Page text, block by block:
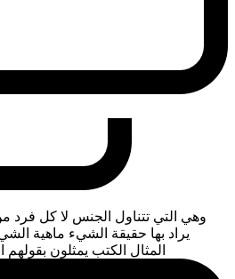
وهي التي تتناول الجنس لا كل فرد
يراد بها حقيقة الشيء ماهية
المثال الكتب يمثلون